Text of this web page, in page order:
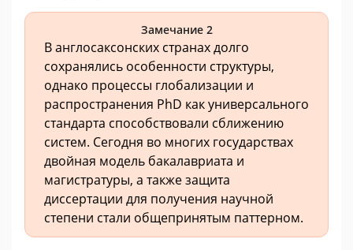
Замечание 2
В англосаксонских странах долго
сохранялись особенности структуры,
однако процессы глобализации и
распространения PhD как универсального
стандарта способствовали сближению
систем. Сегодня во многих государствах
двойная модель бакалавриата и
магистратуры, а также защита
диссертации для получения научной
степени стали общепринятым паттерном.